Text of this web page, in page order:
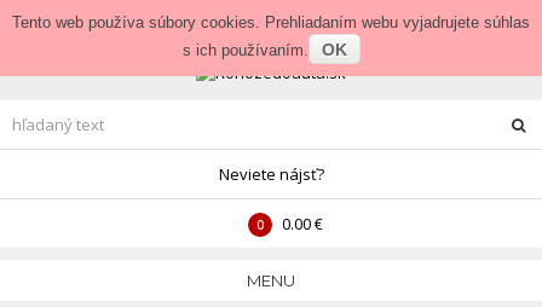
Prihlásenie • Veľkoobchod
Neviete nájsť?
0 0.00 €
MENU
Tento web používa súbory cookies. Prehliadaním webu vyjadrujete súhlas
s ich používaním.
OK